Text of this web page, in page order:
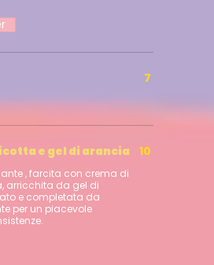
7
e gel di arancia
, farcita con crema di
arricchita da gel di
e completata da
per un piacevole
10